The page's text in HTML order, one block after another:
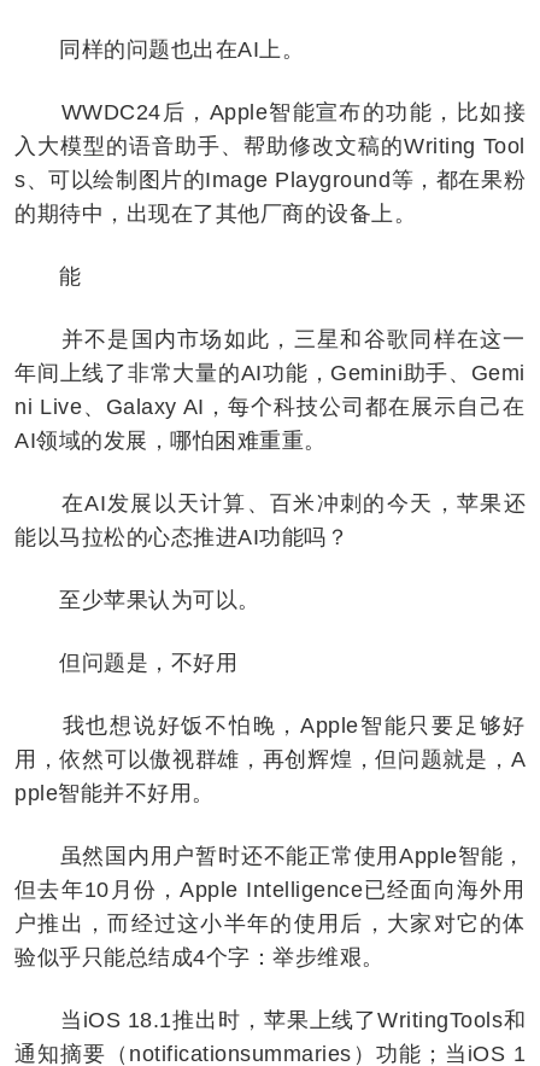
同样的问题也出在AI上。
WWDC24后，Apple智能宣布的功能，比如接
入大模型的语音助手、帮助修改文稿的Writing Tool
s、可以绘制图片的Image Playground等，都在果粉
的期待中，出现在了其他厂商的设备上。
能
并不是国内市场如此，三星和谷歌同样在这一
年间上线了非常大量的AI功能，Gemini助手、Gemi
ni Live、Galaxy AI，每个科技公司都在展示自己在
AI领域的发展，哪怕困难重重。
在AI发展以天计算、百米冲刺的今天，苹果还
能以马拉松的心态推进AI功能吗？
至少苹果认为可以。
但问题是，不好用
我也想说好饭不怕晚，Apple智能只要足够好
用，依然可以傲视群雄，再创辉煌，但问题就是，A
pple智能并不好用。
虽然国内用户暂时还不能正常使用Apple智能，
但去年10月份，Apple Intelligence已经面向海外用
户推出，而经过这小半年的使用后，大家对它的体
验似乎只能总结成4个字：举步维艰。
当iOS 18.1推出时，苹果上线了WritingTools和
通知摘要（notificationsummaries）功能；当iOS 1